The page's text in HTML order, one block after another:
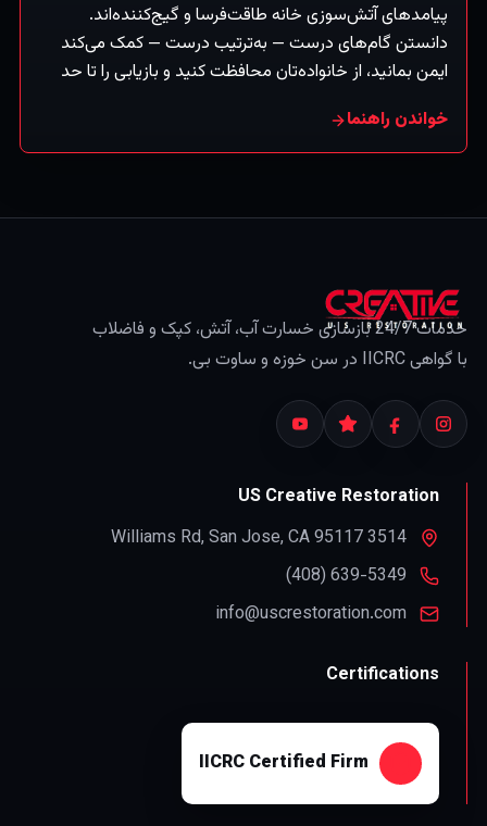
پیامدهای آتش‌سوزی خانه طاقت‌فرسا و گیج‌کننده‌اند.
دانستن گام‌های درست — به‌ترتیب درست — کمک می‌کند
ایمن بمانید، از خانواده‌تان محافظت کنید و بازیابی را تا حد
آتش‌نشانی را دنبال کنید.)
خواندن راهنما
خدمات 24/7 بازسازی خسارت آب، آتش، کپک و فاضلاب
با گواهی IICRC در سن خوزه و ساوت بی.
US Creative Restoration
3514 Williams Rd
, San Jose, CA95117
info@uscrestoration.com
Certifications
IICRC Certified Firm